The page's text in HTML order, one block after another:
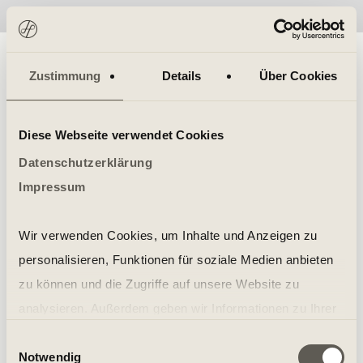
Zustimmung Details Über Cookies
Diese Webseite verwendet Cookies
Datenschutzerklärung
Impressum
Wir verwenden Cookies, um Inhalte und Anzeigen zu
personalisieren, Funktionen für soziale Medien anbieten
zu können und die Zugriffe auf unsere Website zu
soziale Medien, Werbung und Analysen weiter. Unsere
Notwendig